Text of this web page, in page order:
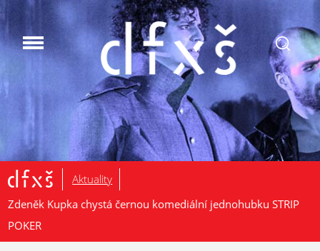
.
Aktuality
Zdeněk Kupka chystá černou komediální jednohubku STRIP
POKER